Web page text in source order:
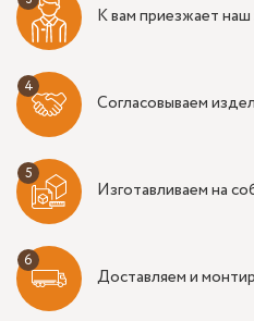
К вам приезжает
Согласовываем
Изготавливаем на
Доставляем и